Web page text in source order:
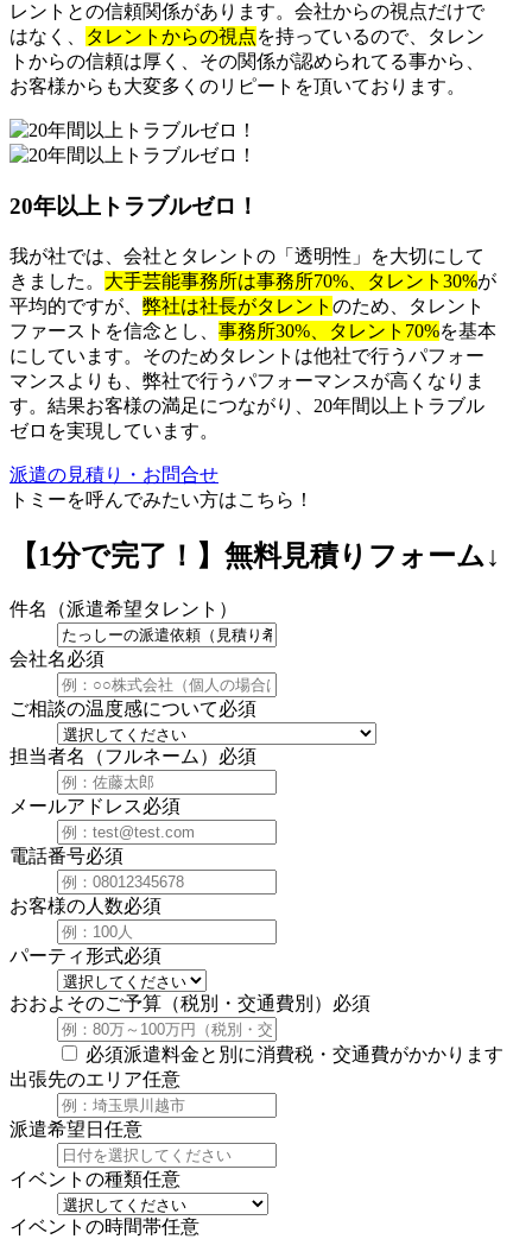
レントとの信頼関係があります。会社からの視点だけで
はなく、
タレントからの視点を持っているので、タレン
トからの信頼は厚く、その関係が認められてる事から、
お客様からも大変多くのリピートを頂いております。
20年以上トラブルゼロ！
我が社では、会社とタレントの「透明性」を大切にして
きました。 大手芸能事務所は事務所70%、タレント30%が
平均的ですが、 弊社は社長がタレント のため、タレント
ファーストを信念とし、 事務所30%、タレント70%を基本
にしています。そのためタレントは他社で行うパフォー
マンスよりも、弊社で行うパフォーマンスが高くなりま
す。結果お客様の満足につながり、20年間以上トラブル
ゼロを実現しています。
派遣の見積り・お問合せ
トミーを呼んでみたい方はこちら！
【1分で完了！】 無料見積りフォーム↓
件名（派遣希望タレント）
会社名必須
ご相談の温度感について必須
担当者名（フルネーム） 必須
メールアドレス必須
電話番号必須
お客様の人数必須
パーティ形式必須
おおよそのご予算（税別・交通費別） 必須
必須派遣料金と別に消費税・交通費がかかります
出張先のエリア任意
派遣希望日 任意
イベントの種類任意
イベントの時間帯任意